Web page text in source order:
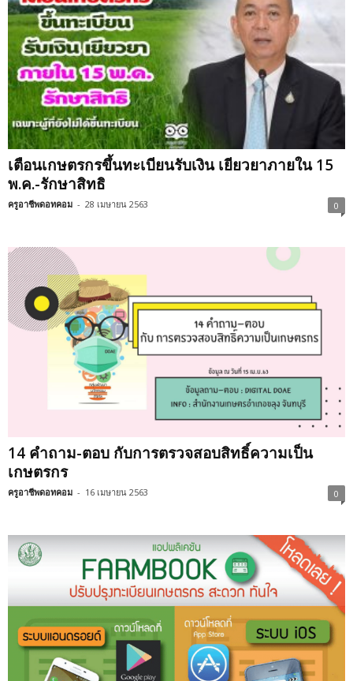
เตือนเกษตรกรขึ้นทะเบียนรับเงิน เยียวยาภายใน 15
พ.ค.-รักษาสิทธิ
ครูอาชีพดอทคอม - 28 เมษายน 2563 0
14 คำถาม-ตอบ กับการตรวจสอบสิทธิ์ความเป็น
เกษตรกร
ครูอาชีพดอทคอม - 16 เมษายน 2563 0